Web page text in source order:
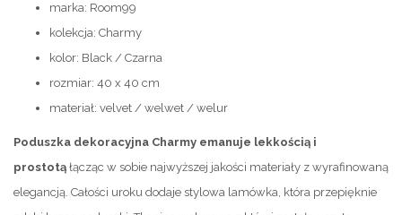
marka: Room99
kolekcja: Charmy
kolor: Black / Czarna
rozmiar: 40 x 40 cm
materiał: velvet / welwet / welur
Poduszka dekoracyjna Charmy emanuje lekkością i
prostotą łącząc w sobie najwyższej jakości materiały z wyrafinowaną
elegancją. Całości uroku dodaje stylowa lamówka, która przepięknie